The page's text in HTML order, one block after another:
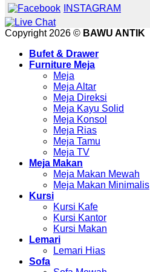
INSTAGRAM
Copyright 2026 © BAWU ANTIK
Bufet & Drawer
Furniture Meja
Meja
Meja Altar
Meja Direksi
Meja Kayu Solid
Meja Konsol
Meja Rias
Meja Tamu
Meja TV
Meja Makan
Meja Makan Mewah
Meja Makan Minimalis
Kursi
Kursi Kafe
Kursi Kantor
Kursi Makan
Lemari
Lemari Hias
Sofa